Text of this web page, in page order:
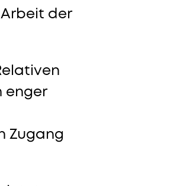
der
enger
Zugang